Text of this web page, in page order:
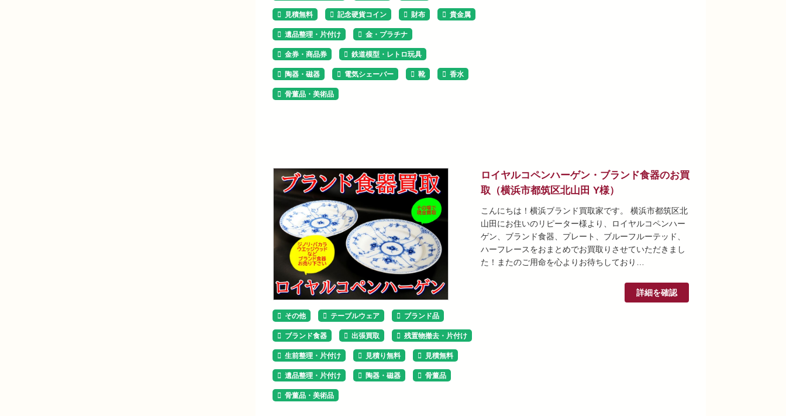
見積無料 記念硬貨コイン 財布 貴金属
遺品整理・片付け 金・プラチナ
金券・商品券 鉄道模型・レトロ玩具
陶器・磁器 電気シェーバー 靴 香水
骨董品・美術品
その他 テーブルウェア ブランド品
ブランド食器 出張買取 残置物撤去・片付け
生前整理・片付け 見積り無料 見積無料
遺品整理・片付け 陶器・磁器 骨董品
骨董品・美術品
ロイヤルコペンハーゲン・ブランド食器のお買
取（横浜市都筑区北山田 Y様）
こんにちは！横浜ブランド買取家です。 横浜市都筑区北
山田にお住いのリピーター様より、ロイヤルコペンハー
ゲン、ブランド食器、プレート、ブルーフルーテッド、
ハーフレースをおまとめでお買取りさせていただきまし
た！またのご用命を心よりお待ちしており…
詳細を確認